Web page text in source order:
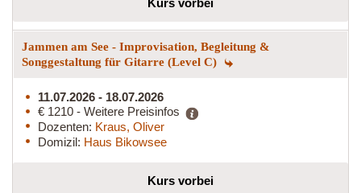
Jammen am See - Improvisation, Begleitung &
Songgestaltung für Gitarre (Level C)
11.07.2026 - 18.07.2026
€ 1210 - Weitere Preisinfos
Dozenten: Kraus, Oliver
Domizil: Haus Bikowsee
Kurs vorbei